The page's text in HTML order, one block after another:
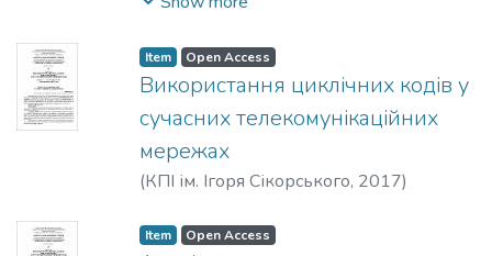
Item Open Access
Використання циклічних кодів у
сучасних телекомунікаційних
мережах
(КПІ ім. Ігоря Сікорського, 2017)
Item Open Access